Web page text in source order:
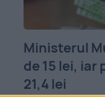
Ministerul
de 15 lei, iar
21,4 lei